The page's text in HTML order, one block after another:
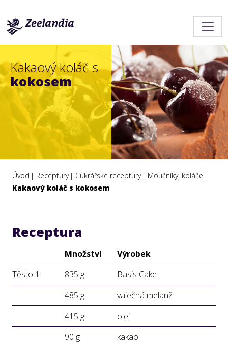
Kakaový koláč s
kokosem
Úvod Receptury Cukrářské receptury
Moučníky, koláče
Kakaový koláč s kokosem
Receptura
Množství
Výrobek
Těsto 1:
835 g
Basis Cake
485 g
vaječná melanž
415 g
olej
90 g
kakao